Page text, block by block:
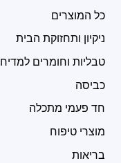
כל המוצרים
ניקיון ותחזוקת הבית
טבליות וחומרים למדיח
כביסה
חד פעמי מתכלה
מוצרי טיפוח
בריאות